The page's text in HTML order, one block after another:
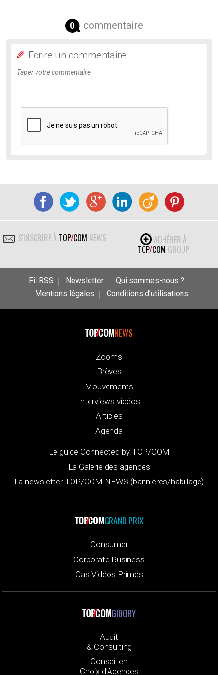
0 commentaire
Ecrire un commentaire
S'INSCRIRE À TOP/COM NEWS
ADHÉRER À
TOP/COM GROUP
Fil RSS Newsletter
Qui sommes-nous ?
Mentions légales
Conditions d’utilisations
NEWS
Zooms
Brèves
Mouvements
Interviews vidéos
Articles
Agenda
Le guide Connected by TOP/COM
La Galerie des agences
La newsletter TOP/COM NEWS (bannières/habillage)
GRAND PRIX
Consumer
Corporate Business
Cas Vidéos Primés
GIBORY
Audit
& Consulting
Conseil en
Choix d’Agences